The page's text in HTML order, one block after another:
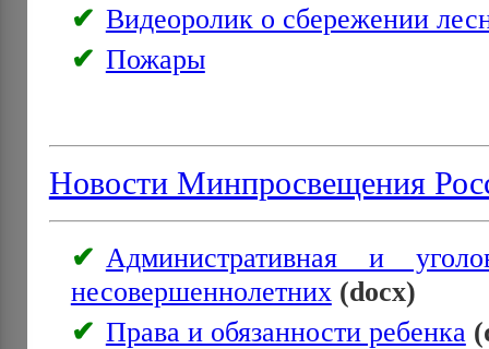
Видеоролик о сбережении
Пожары
Новости Минпросвещения
Административная и
несовершеннолетних (docx)
Права и обязанности ребенка